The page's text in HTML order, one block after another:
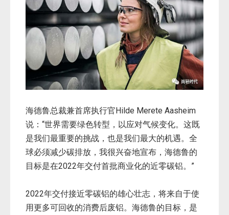
海德鲁总裁兼首席执行官Hilde Merete Aasheim
说：“世界需要绿色转型，以应对气候变化。这既
是我们最重要的挑战，也是我们最大的机遇。全
球必须减少碳排放，我很兴奋地宣布，海德鲁的
目标是在2022年交付首批商业化的近零碳铝。”
2022年交付接近零碳铝的雄心壮志，将来自于使
用更多可回收的消费后废铝。海德鲁的目标，是